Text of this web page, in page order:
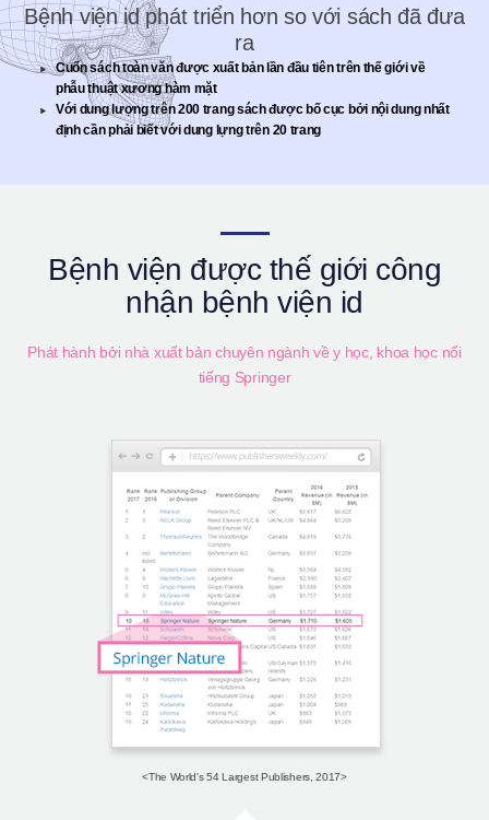
Bệnh viện id phát triển hơn so với sách đã đưa
ra
Cuốn sách toàn văn được xuất bản lần đầu tiên trên thế giới về
phẫu thuật xương hàm mặt
Với dung lượng trên 200 trang sách được bố cục bởi nội dung nhất
định cần phải biết với dung lựng trên 20 trang
Bệnh viện được thế giới công
nhận bệnh viện id
Phát hành bởi nhà xuất bản chuyên ngành về y học, khoa học nổi
tiếng Springer
<The World's 54 Largest Publishers, 2017>